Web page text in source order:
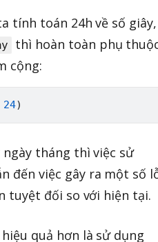
tính toán 24h về số giây,
thì hoàn toàn phụ
cộng:
24)
tháng thì việc sử
đến việc gây ra một số
tuyệt đối so với hiện tại.
quả hơn là sử dụng